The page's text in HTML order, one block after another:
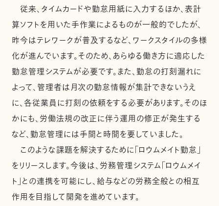
従来、タイムカードや勤怠用紙に入力するほか、表計
算ソフトを用いた手作業によるものが一般的でしたが、
昨今はテレワークが普及するなど、ワークスタイルの多様
化が進んでいます。そのため、あらゆる働き方に適応した
勤怠管理システムが必要です。また、勤怠の打刻漏れに
よって、管理者は月次の勤怠情報が集計できないうえ
に、各従業員に打刻の依頼をする必要があります。そのほ
かにも、労働法規の改正に伴う運用の修正が発生する
など、勤怠管理には手間と時間を要していました。
このような課題を解決するために「ロウムメイト勤怠」
をリリースします。今後は、労務管理システム「ロウムメイ
ト」との連携を可能にし、給与などの労務全般との相互
作用を目指して開発を進めています。